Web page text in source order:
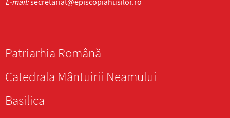
Patriarhia Română
Catedrala Mântuirii Neamului
Basilica